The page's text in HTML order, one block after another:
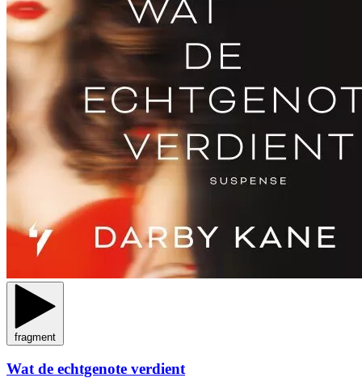
fragment
Wat de echtgenote verdient